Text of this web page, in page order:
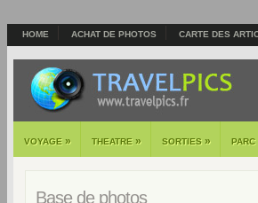
HOME ACHAT DE PHOTOS CARTE DES
VOYAGE » THEATRE » SORTIES » PARC
Base de photos